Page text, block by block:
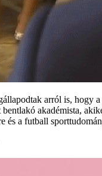
arról is, hogy
akadémista,
a futball